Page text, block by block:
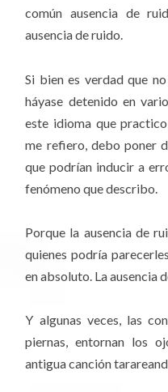
común ausencia de
ausencia de ruido.
Si bien es verdad que
háyase detenido en
este idioma que
me refiero, debo poner
que podrían inducir a
fenómeno que describo.
Porque la ausencia de
quienes podría
en absoluto. La ausencia
Y algunas veces, las
piernas, entornan los
antigua canción